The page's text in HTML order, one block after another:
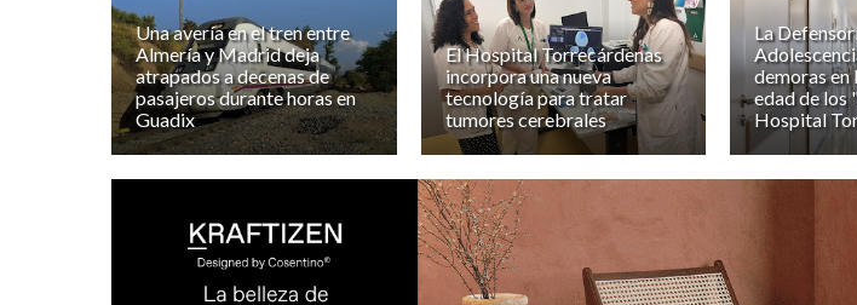
Una avería en el tren entre
Almería y Madrid deja
atrapados a decenas de
pasajeros durante horas en
Guadix
El Hospital Torrecárdenas
incorpora una nueva
tecnología para tratar
tumores cerebrales
La
demoras en
edad de los
Hospital